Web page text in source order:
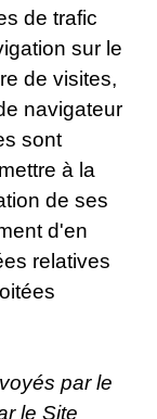
de trafic
sur le
de visites,
navigateur
sont
à la
de ses
d'en
relatives
par le
le Site